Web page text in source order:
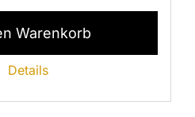
Warenkorb
Details